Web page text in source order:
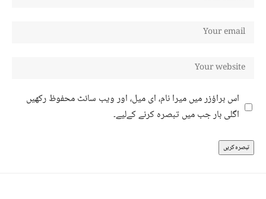
اس براؤزر میں میرا نام، ای میل، اور ویب سائٹ محفوظ رکھیں
اگلی بار جب میں تبصرہ کرنے کےلیے۔